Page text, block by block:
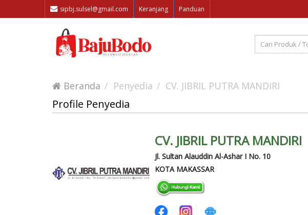
sipbj.sulsel@gmail.com Keranjang Panduan
Beranda Penyedia CV. JIBRIL PUTRA MANDIRI
Profile Penyedia
CV. JIBRIL PUTRA MANDIRI
Jl. Sultan Alauddin Al-Ashar I No. 10
KOTA MAKASSAR